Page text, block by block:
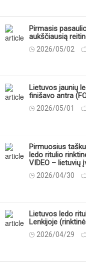
Pirmasis
aukščiausią
2026/05/02
Lietuvos jaunių
finišavo antra
2026/05/01
Pirmuosius
ledo ritulio
VIDEO – lietuvių
2026/04/30
Lietuvos ledo
Lenkijoje
2026/04/29